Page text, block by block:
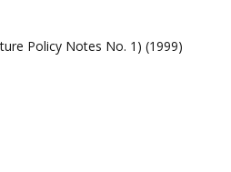
Policy Notes No. 1) (1999)